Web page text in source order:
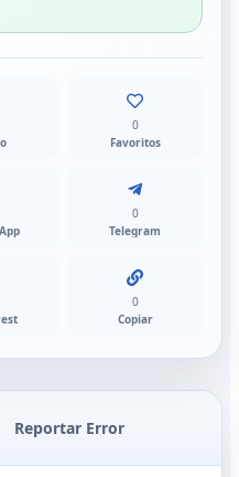
0
Favoritos
0
Telegram
0
Copiar
Reportar Error